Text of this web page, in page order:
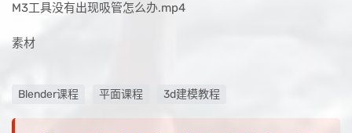
M3工具没有出现吸管怎么办.mp4
素材
Blender课程 平面课程 3d建模教程